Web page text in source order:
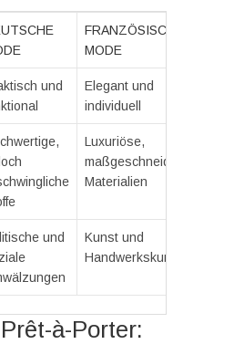
FRANZÖSISCHE
MODE
und
Elegant und
individuell
Luxuriöse,
maßgeschneiderte
Materialien
und
Kunst und
Handwerkskunst
à-Porter: